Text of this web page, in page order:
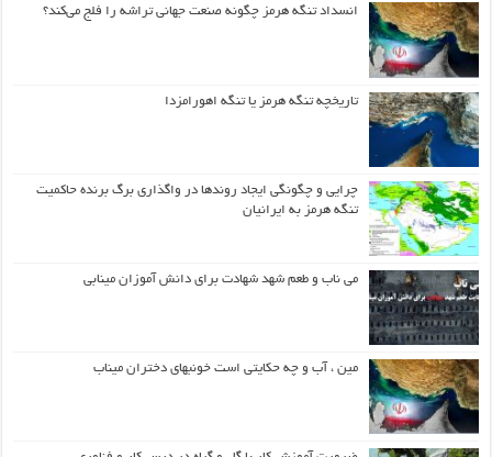
انسداد تنگه هرمز چگونه صنعت جهانی تراشه را فلج می‌کند؟
تاریخچه تنگه هرمز یا تنگه اهورامزدا
چرایی و چگونگی ایجاد روندها در واگذاری برگ برنده حاکمیت
تنگه هرمز به ایرانیان
می ناب و طعم شهد شهادت برای دانش آموزان مینابی
مین ، آب و چه حکایتی است خونبهای دختران میناب